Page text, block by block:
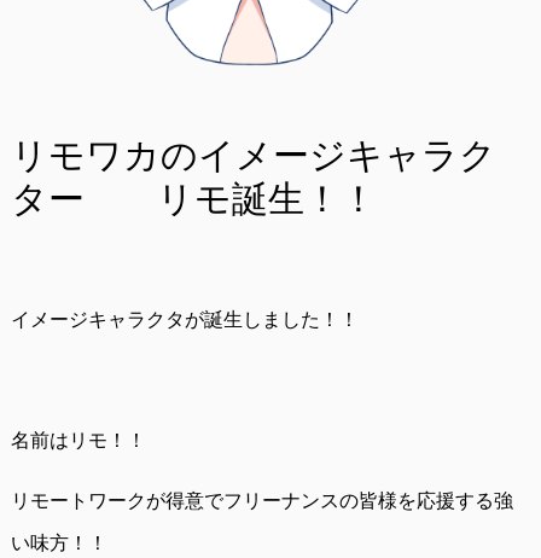
リモワカのイメージキャラク
ター リモ誕生！！
イメージキャラクタが誕生しました！！
名前はリモ！！
リモートワークが得意でフリーナンスの皆様を応援する強
い味方！！